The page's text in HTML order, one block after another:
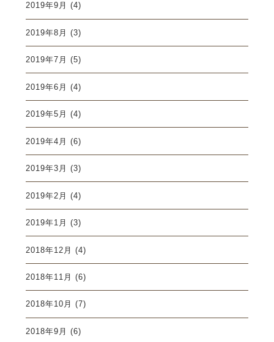
2019年9月 (4)
2019年8月 (3)
2019年7月 (5)
2019年6月 (4)
2019年5月 (4)
2019年4月 (6)
2019年3月 (3)
2019年2月 (4)
2019年1月 (3)
2018年12月 (4)
2018年11月 (6)
2018年10月 (7)
2018年9月 (6)